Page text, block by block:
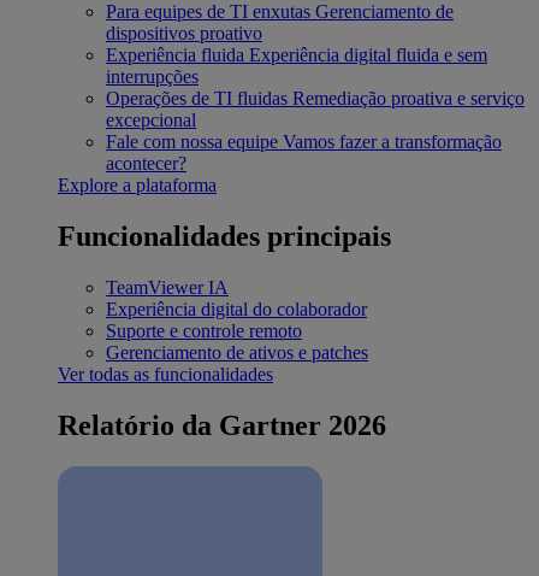
Para equipes de TI enxutas Gerenciamento de
dispositivos proativo
Experiência fluida Experiência digital fluida e sem
interrupções
Operações de TI fluidas Remediação proativa e serviço
excepcional
Fale com nossa equipe Vamos fazer a transformação
acontecer?
Explore a plataforma
Funcionalidades principais
TeamViewer IA
Experiência digital do colaborador
Suporte e controle remoto
Gerenciamento de ativos e patches
Ver todas as funcionalidades
Relatório da Gartner 2026